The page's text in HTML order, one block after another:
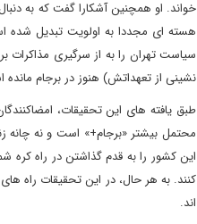
خواند. او همچنین آشکارا گفت که به
هسته ای مجددا به اولویت تبدیل شده
سیاست تهران را به از سرگیری مذاکرات
نشینی از تعهداتش) هنوز در برجام
محتمل بیشتر «برجام+» است و نه چانه
این کشور را به قدم گذاشتن در راه
کنند. به هر حال، در این تحقیقات راه
اند.